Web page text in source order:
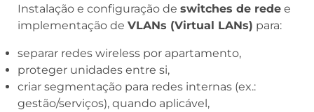
Instalação e configuração de switches de rede e
implementação de VLANs (Virtual LANs) para:
separar redes wireless por apartamento,
proteger unidades entre si,
criar segmentação para redes internas (ex.:
gestão/serviços), quando aplicável,